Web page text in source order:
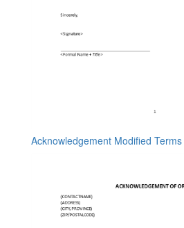
Acknowledgement Modified